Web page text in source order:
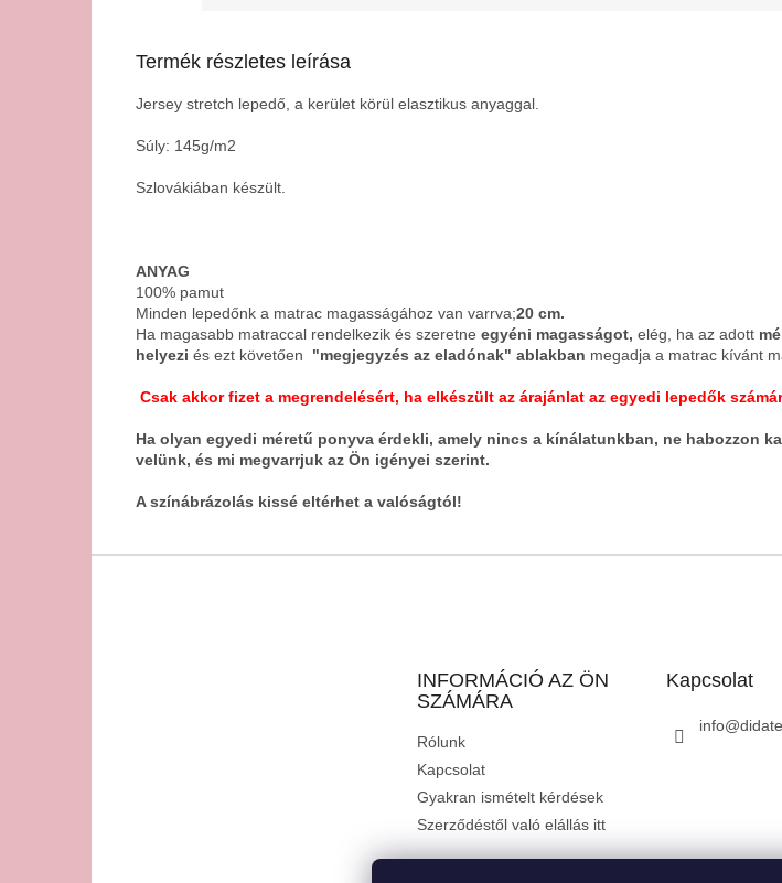
Termék részletes leírása
Jersey stretch lepedő, a kerület körül elasztikus anyaggal.
Súly: 145g/m2
Szlovákiában készült.
ANYAG
100% pamut
Minden lepedőnk a matrac magasságához van varrva;20 cm.
Ha magasabb matraccal rendelkezik és szeretne egyéni magasságot, elég, ha az adott
helyezi és ezt követően "megjegyzés az eladónak" ablakban megadja a matrac kívánt
Csak akkor fizet a megrendelésért, ha elkészült az árajánlat az egyedi lepedők
Ha olyan egyedi méretű ponyva érdekli, amely nincs a kínálatunkban, ne habozzon
velünk, és mi megvarrjuk az Ön igényei szerint.
A színábrázolás kissé eltérhet a valóságtól!
INFORMÁCIÓ AZ ÖN
SZÁMÁRA
Rólunk
Kapcsolat
Gyakran ismételt kérdések
Szerződéstől való elállás itt
Kapcsolat
info@